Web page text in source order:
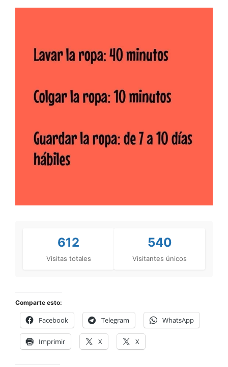
612
Visitas totales
540
Visitantes únicos
Comparte esto:
Facebook Telegram WhatsApp
Imprimir X X